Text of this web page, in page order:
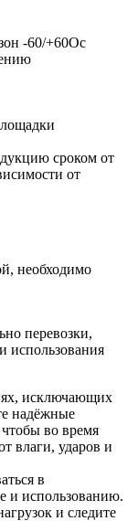
-60/+60Ос
сроком от
от
необходимо
перевозки,
использования
исключающих
надёжные
во время
влаги, ударов и
в
и использованию.
и следите